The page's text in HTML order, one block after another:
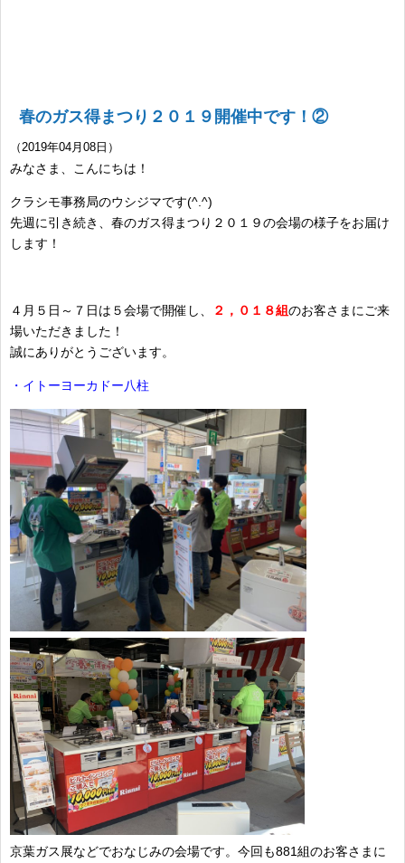
春のガス得まつり２０１９開催中です！②
（2019年04月08日）
みなさま、こんにちは！
クラシモ事務局のウシジマです(^.^)
先週に引き続き、春のガス得まつり２０１９の会場の様子をお届け
します！
４月５日～７日は５会場で開催し、 ２，０１８組のお客さまにご来
場いただきました！
誠にありがとうございます。
・イトーヨーカドー八柱
京葉ガス展などでおなじみの会場です。今回も881組のお客さまに